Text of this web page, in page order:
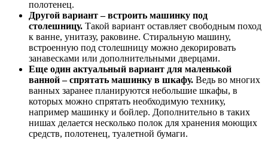
полотенец.
Другой вариант – встроить машинку под
столешницу. Такой вариант оставляет свободным поход
к ванне, унитазу, раковине. Стиральную машину,
встроенную под столешницу можно декорировать
занавесками или дополнительными дверцами.
Еще один актуальный вариант для маленькой
ванной – спрятать машинку в шкафу. Ведь во многих
ванных заранее планируются небольшие шкафы, в
которых можно спрятать необходимую технику,
например машинку и бойлер. Дополнительно в таких
нишах делается несколько полок для хранения моющих
средств, полотенец, туалетной бумаги.